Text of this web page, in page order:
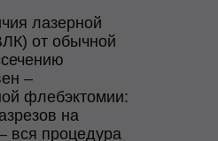
лазерной
от обычной
–
флебэктомии:
на
вся процедура